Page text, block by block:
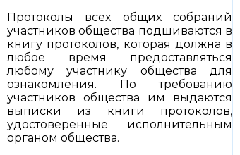
Протоколы всех общих собраний
участников общества подшиваются в
книгу протоколов, которая должна в
любое время предоставляться
любому участнику общества для
ознакомления. По требованию
участников общества им выдаются
выписки из книги протоколов,
удостоверенные исполнительным
органом общества.